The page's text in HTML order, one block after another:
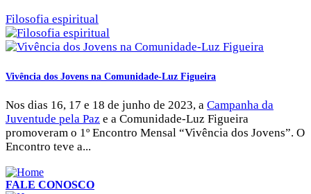
Filosofia espiritual
Vivência dos Jovens na Comunidade-Luz Figueira
Nos dias 16, 17 e 18 de junho de 2023, a Campanha da
Juventude pela Paz e a Comunidade-Luz Figueira
promoveram o 1º Encontro Mensal “Vivência dos Jovens”. O
Encontro teve a...
FALE CONOSCO